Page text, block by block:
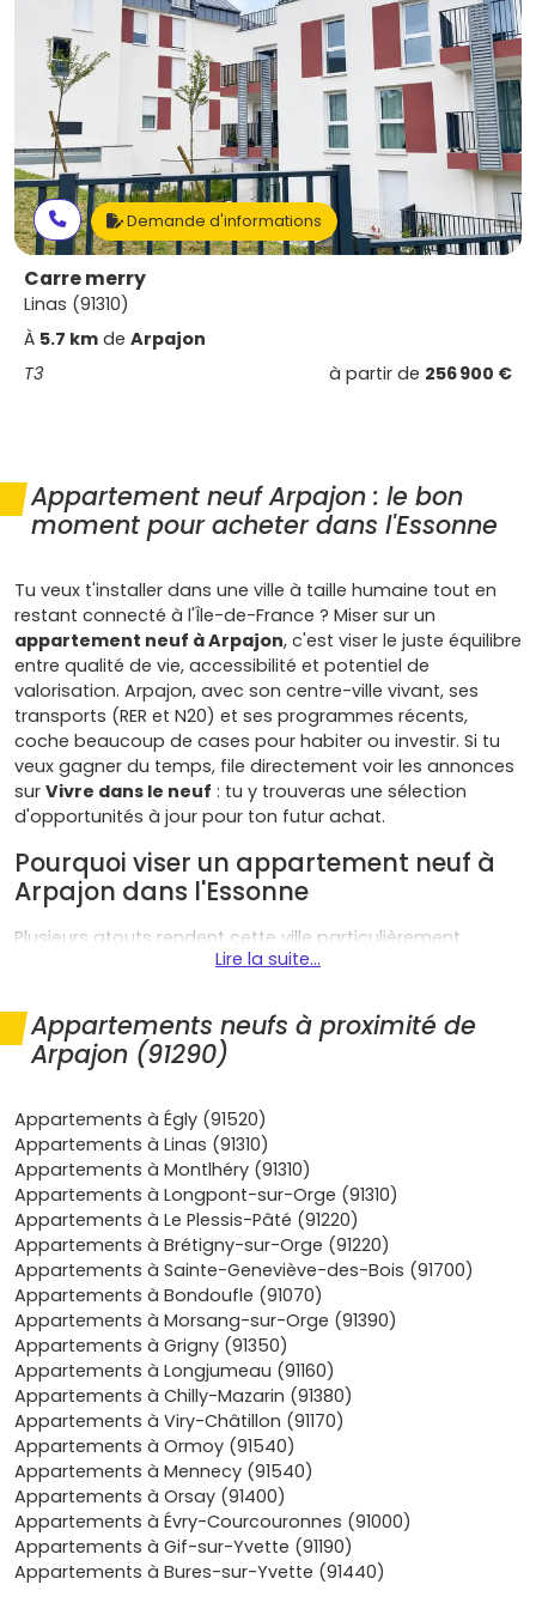
Demande d'informations
Carre merry
Linas (91310)
À 5.7 km de Arpajon
T3
à partir de 256 900 €
Appartement neuf Arpajon : le bon
moment pour acheter dans l'Essonne
Tu veux t'installer dans une ville à taille humaine tout en
restant connecté à l'Île-de-France ? Miser sur un
appartement neuf à Arpajon, c'est viser le juste équilibre
entre qualité de vie, accessibilité et potentiel de
valorisation. Arpajon, avec son centre-ville vivant, ses
transports (RER et N20) et ses programmes récents,
coche beaucoup de cases pour habiter ou investir. Si tu
veux gagner du temps, file directement voir les annonces
sur Vivre dans le neuf : tu y trouveras une sélection
d'opportunités à jour pour ton futur achat.
Pourquoi viser un appartement neuf à
Arpajon dans l'Essonne
Plusieurs atouts rendent cette ville particulièrement
attractive pour un achat immobilier neuf :
Norville – Saint‑Germain‑lès‑Arpajon) et d'un
accès rapide à laN20
Pour un locataire comme pour toi, la desserte, c'est
un vrai plus.
Qualité de vie : centre ancien agréable, commerces
de proximité, écoles, équipements sportifs et
culturels, sans oublier lesbords de l'Orge
souffler le week‑end. À Arpajon, tout est accessible à
pied ou à vélo.
Demande locative solide: la ville attire des
premiers acheteurs, desjeunes actifs
familles à la recherche d'un loyer ou d'un prix
raisonnable comparé à d'autres communes
d'Île‑de‑France. Résultat : lesprogrammes neufs
bien placés se louent facilement.
Confort et normes: en choisissant le neuf, tu
bénéficies des standardsRE 2020
la date du permis), d'uneisolation
faibles charges et souvent d'un
parkingou d'un
extérieur(balcon/terrasse).
Fiscalité et frais: le neuf, ce sont des
notaire réduits (environ 2 à 3 %) et la possibilité de
Lire la suite...
Appartements neufs à proximité de
Arpajon (91290)
Appartements à Égly (91520)
Appartements à Linas (91310)
Appartements à Montlhéry (91310)
Appartements à Longpont-sur-Orge (91310)
Appartements à Le Plessis-Pâté (91220)
Appartements à Brétigny-sur-Orge (91220)
Appartements à Sainte-Geneviève-des-Bois (91700)
Appartements à Bondoufle (91070)
Appartements à Morsang-sur-Orge (91390)
Appartements à Grigny (91350)
Appartements à Longjumeau (91160)
Appartements à Chilly-Mazarin (91380)
Appartements à Viry-Châtillon (91170)
Appartements à Ormoy (91540)
Appartements à Mennecy (91540)
Appartements à Orsay (91400)
Appartements à Évry-Courcouronnes (91000)
Appartements à Gif-sur-Yvette (91190)
Appartements à Bures-sur-Yvette (91440)